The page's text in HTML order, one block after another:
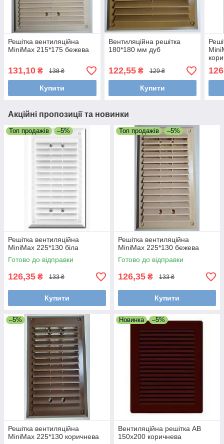
Решітка вентиляційна
MiniMax 215*175 бежева
131,10 ₴ 138 ₴
Купити
Вентиляційна решітка
180*180 мм дуб
122,55₴ 129 ₴
Купити
Акційні пропозиції та новинки
Топ продажів –5%
Решітка вентиляційна
MiniMax 225*130 біла
Готово до відправки
126,35 ₴ 133 ₴
Купити
Топ продажів –5%
Решітка вентиляційна
MiniMax 225*130 бежева
Готово до відправки
126,35 ₴ 133 ₴
Купити
–5%
Решітка вентиляційна
MiniMax 225*130 коричнева
Новинка –5%
Вентиляційна решітка АВ
150х200 коричнева